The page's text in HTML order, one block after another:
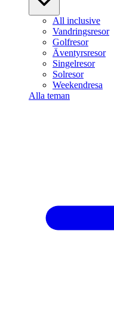
All inclusive
Vandringsresor
Golfresor
Äventyrsresor
Singelresor
Solresor
Weekendresa
Alla teman